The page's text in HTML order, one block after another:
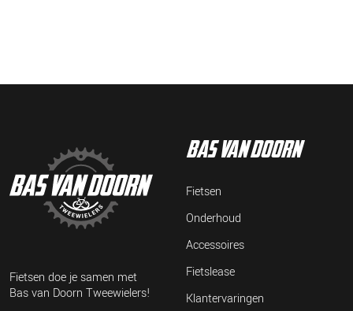
Fietsen doe je samen met
Bas van Doorn Tweewielers!
bas van doorn
Fietsen
Onderhoud
Accessoires
Fietslease
Klantervaringen